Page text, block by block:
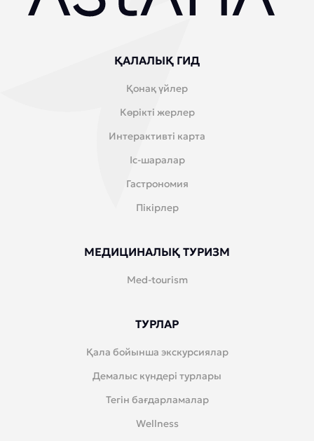
ҚАЛАЛЫҚ ГИД
Қонақ үйлер
Көрікті жерлер
Интерактивті карта
Іс-шаралар
Гастрономия
Пікірлер
МЕДИЦИНАЛЫҚ ТУРИЗМ
Med-tourism
ТУРЛАР
Қала бойынша экскурсиялар
Демалыс күндері турлары
Тегін бағдарламалар
Wellness